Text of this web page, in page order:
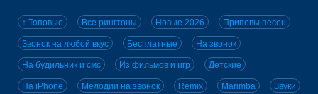
↑ Топовые Все рингтоны Новые 2026 Припевы песен
Звонок на любой вкус Бесплатные На звонок
На будильник и смс Из фильмов и игр Детские
На iPhone Мелодии на звонок Remix Marimba Звуки